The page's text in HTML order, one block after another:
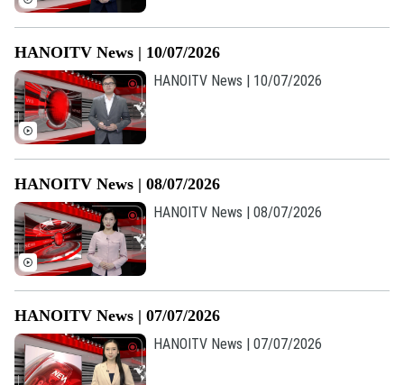
HANOITV News | 10/07/2026
HANOITV News | 10/07/2026
HANOITV News | 08/07/2026
HANOITV News | 08/07/2026
HANOITV News | 07/07/2026
HANOITV News | 07/07/2026